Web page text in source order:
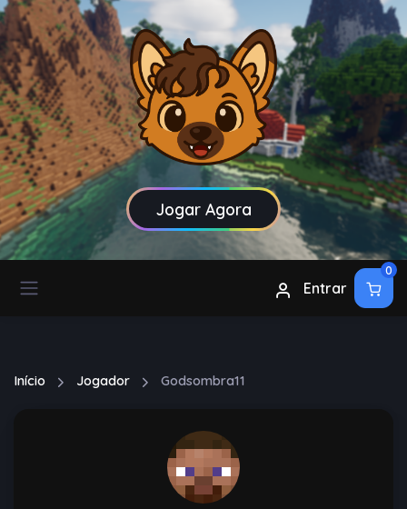
Jogar Agora
Entrar
0
Início Jogador Godsombra11